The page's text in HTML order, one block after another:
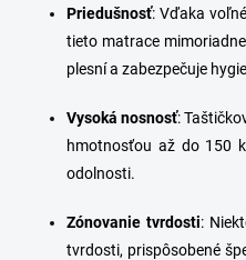
Priedušnosť: Vďaka
tieto matrace
plesní a zabezpečuje
Vysoká nosnosť:
hmotnosťou až do 150
odolnosti.
Zónovanie tvrdosti:
tvrdosti, prispôsobené